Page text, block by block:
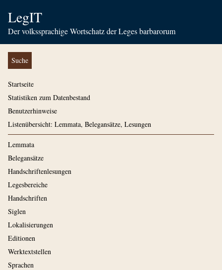
LegIT
Der volkssprachige Wortschatz der Leges barbarorum
Suche
Startseite
Statistiken zum Datenbestand
Benutzerhinweise
Listenübersicht: Lemmata, Belegansätze, Lesungen
Lemmata
Belegansätze
Handschriftenlesungen
Legesbereiche
Handschriften
Siglen
Lokalisierungen
Editionen
Werktextstellen
Sprachen